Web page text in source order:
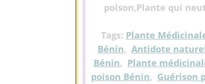
poison,Plante qui
Tags: Plante
Bénin,Antidote
Bénin, Plante
poison Bénin, Guérison